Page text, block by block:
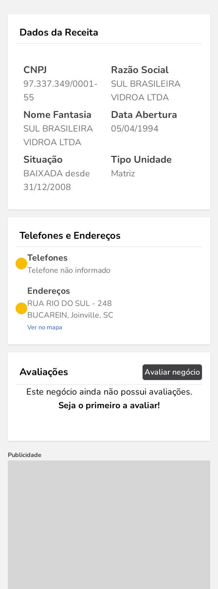
Dados da Receita
CNPJ
97.337.349/0001-
55
Razão Social
SUL BRASILEIRA
VIDROA LTDA
Nome Fantasia
SUL BRASILEIRA
VIDROA LTDA
Data Abertura
05/04/1994
Situação
BAIXADA desde
31/12/2008
Tipo Unidade
Matriz
Telefones e Endereços
Telefones
Telefone não informado
Endereços
RUA RIO DO SUL - 248
BUCAREIN, Joinville, SC
Ver no mapa
Avaliações Avaliar negócio
Este negócio ainda não possui avaliações.
Seja o primeiro a avaliar!
Publicidade